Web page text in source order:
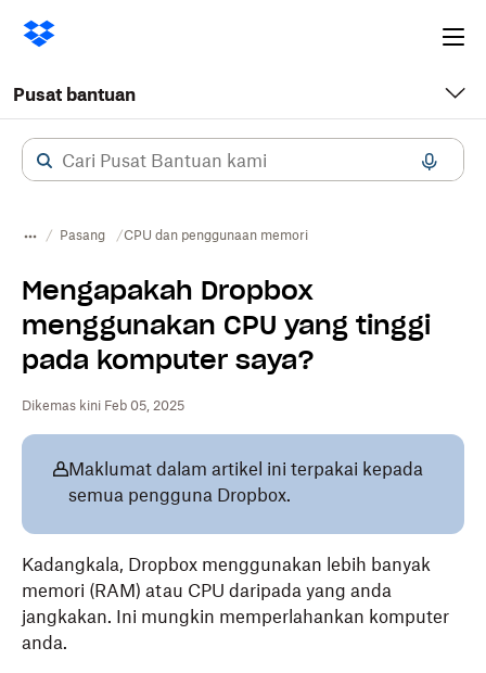
Pusat bantuan
Pasang CPU dan penggunaan memori
Mengapakah Dropbox
menggunakan CPU yang tinggi
pada komputer saya?
Dikemas kini Feb 05, 2025
Maklumat dalam artikel ini terpakai kepada
semua pengguna Dropbox.
Kadangkala, Dropbox menggunakan lebih banyak
memori (RAM) atau CPU daripada yang anda
jangkakan. Ini mungkin memperlahankan komputer
anda.